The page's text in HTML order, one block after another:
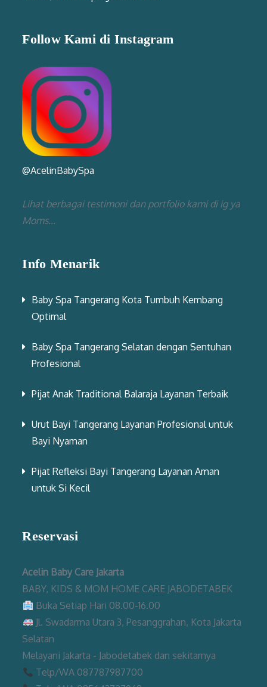
Follow Kami di Instagram
@AcelinBabySpa
Lihat berbagai testimoni dan portfolio kami di ig ya
Moms...
Info Menarik
Baby Spa Tangerang Kota Tumbuh Kembang
Optimal
Baby Spa Tangerang Selatan dengan Sentuhan
Profesional
Pijat Anak Traditional Balaraja Layanan Terbaik
Urut Bayi Tangerang Layanan Profesional untuk
Bayi Nyaman
Pijat Refleksi Bayi Tangerang Layanan Aman
untuk Si Kecil
Reservasi
Acelin Baby Care Jakarta
BABY, KIDS & MOM HOME CARE JABODETABEK
Buka Setiap Hari 08.00-16.00
Jl. Swadarma Utara 3, Pesanggrahan, Kota Jakarta
Selatan
Melayani Jakarta - Jabodetabek dan sekitarnya
Telp/WA 087787987700